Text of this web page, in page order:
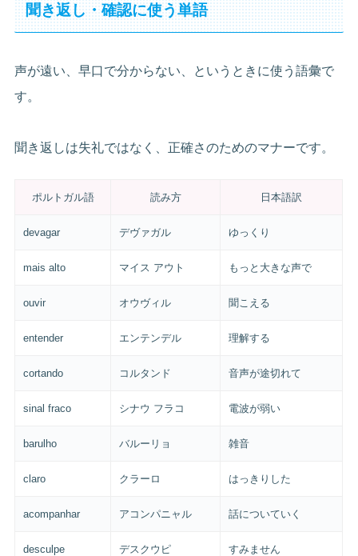
聞き返し・確認に使う単語
声が遠い、早口で分からない、というときに使う語彙で
す。
聞き返しは失礼ではなく、正確さのためのマナーです。
ポルトガル語 読み方 日本語訳
devagar デヴァガル ゆっくり
mais alto マイス アウト もっと大きな声で
ouvir オウヴィル 聞こえる
entender エンテンデル 理解する
cortando コルタンド 音声が途切れて
sinal fraco シナウ フラコ 電波が弱い
barulho バルーリョ 雑音
claro クラーロ はっきりした
acompanhar アコンパニャル 話についていく
desculpe デスクウピ すみません